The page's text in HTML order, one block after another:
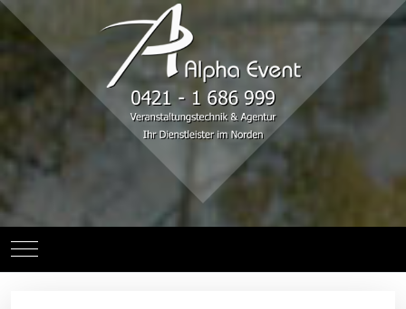
Mobile Menu Toggle